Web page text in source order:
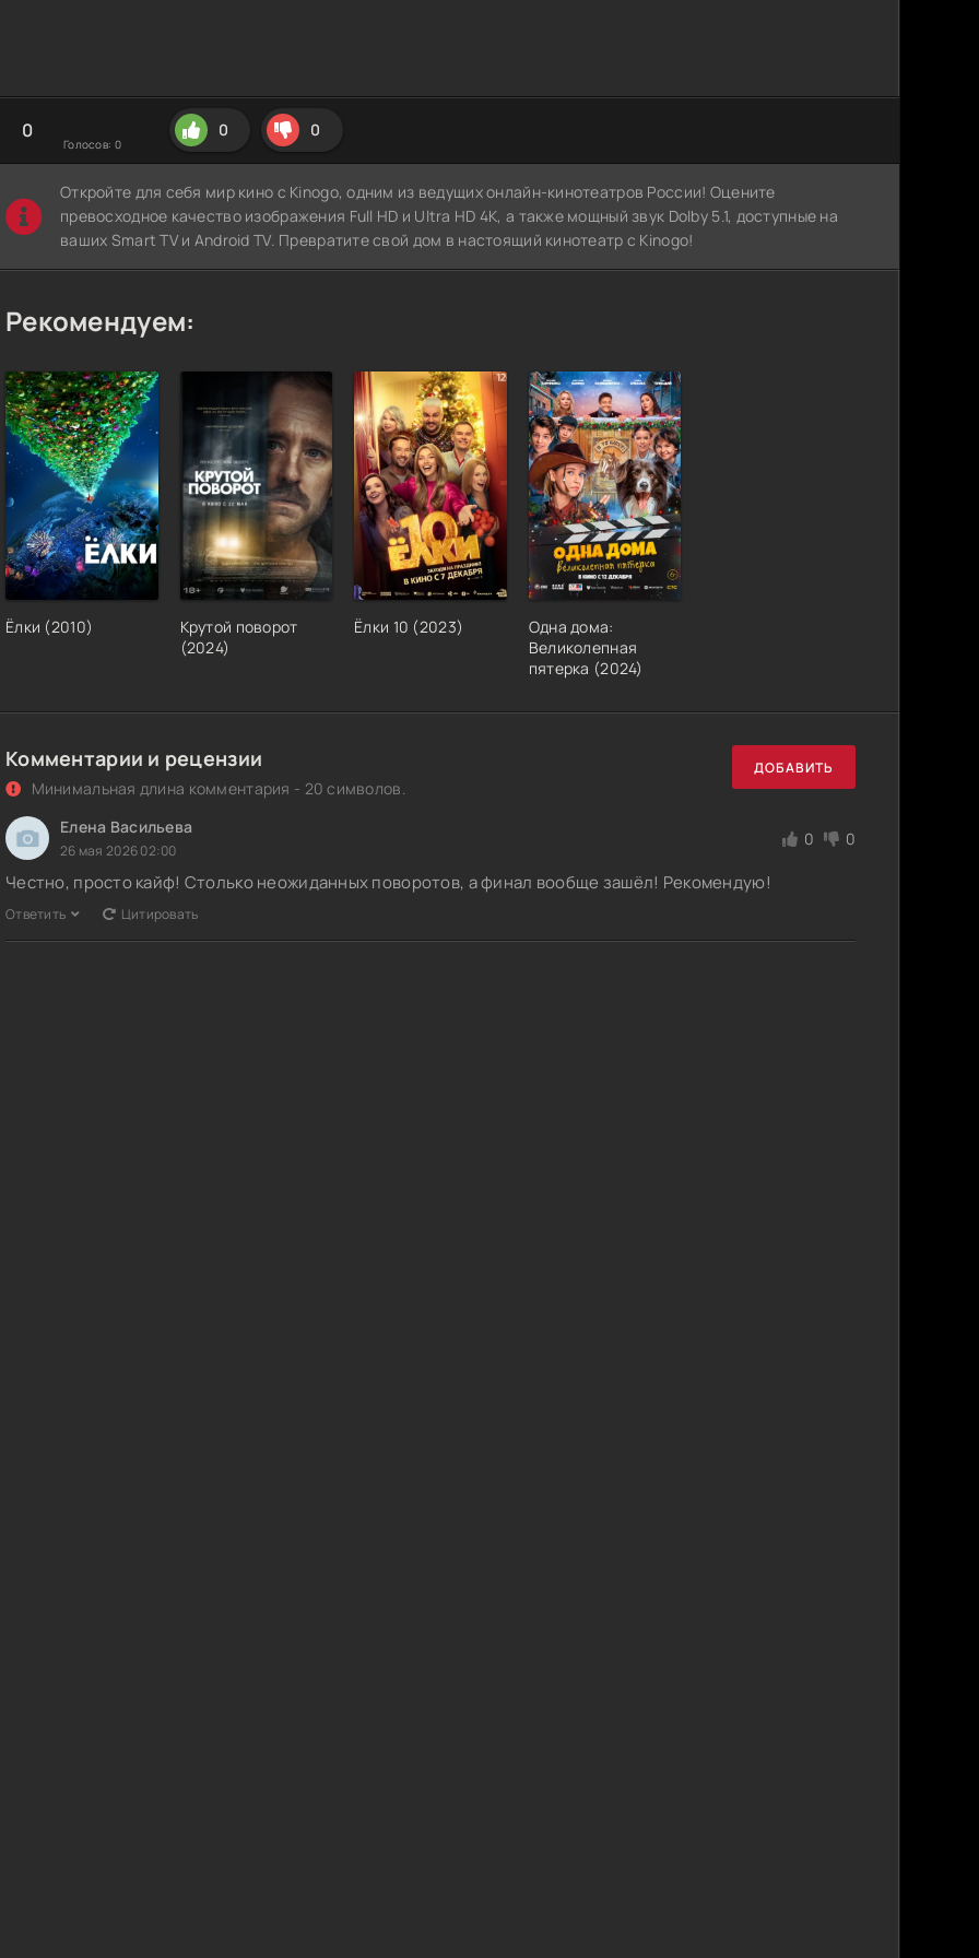
0
Голосов: 0
0 0
Откройте для себя мир кино с Kinogo, одним из ведущих онлайн-кинотеатров России! Оцените
превосходное качество изображения Full HD и Ultra HD 4K, а также мощный звук Dolby 5.1, доступные на
ваших Smart TV и Android TV. Превратите свой дом в настоящий кинотеатр с Kinogo!
Рекомендуем:
Ёлки (2010)
Крутой поворот
(2024)
Ёлки 10 (2023)
Одна дома:
Великолепная
пятерка (2024)
Комментарии и рецензии
Минимальная длина комментария - 20 символов.
ДОБАВИТЬ
Елена Васильева
26 мая 2026 02:00
0 0
Честно, просто кайф! Столько неожиданных поворотов, а финал вообще зашёл! Рекомендую!
Ответить Цитировать